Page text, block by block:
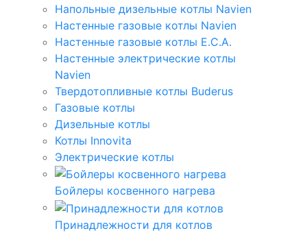
Напольные дизельные котлы Navien
Настенные газовые котлы Navien
Настенные газовые котлы E.C.A.
Настенные электрические котлы
Navien
Твердотопливные котлы Buderus
Газовые котлы
Дизельные котлы
Котлы Innovita
Электрические котлы
Бойлеры косвенного нагрева
Принадлежности для котлов